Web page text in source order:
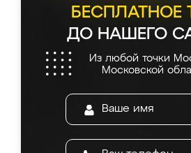
БЕСПЛАТНОЕ
ДО НАШЕГО
Из любой точки
Московской